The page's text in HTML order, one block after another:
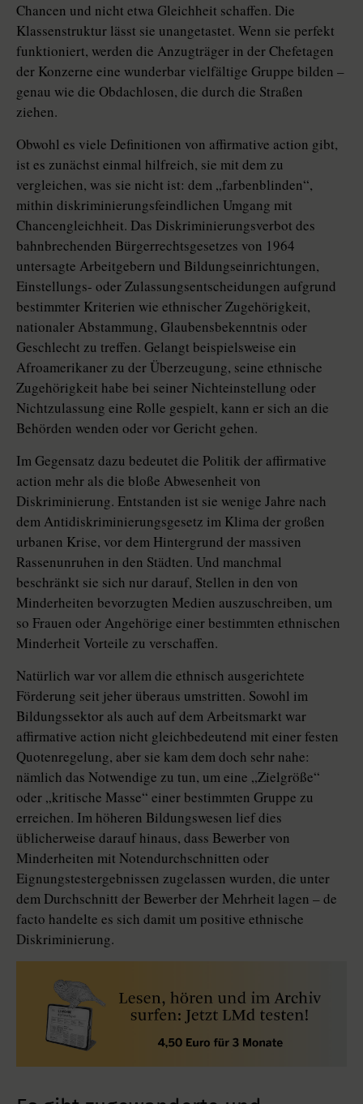
Chancen und nicht etwa Gleichheit schaffen. Die
Klassenstruktur lässt sie unangetastet. Wenn sie perfekt
funktioniert, werden die Anzugträger in der Chefetagen
der Konzerne eine wunderbar vielfältige Gruppe bilden –
genau wie die Obdachlosen, die durch die Straßen
ziehen.
Obwohl es viele Definitionen von affirmative action gibt,
ist es zunächst einmal hilfreich, sie mit dem zu
vergleichen, was sie nicht ist: dem „farbenblinden“,
mithin diskriminierungsfeindlichen Umgang mit
Chancengleichheit. Das Diskriminierungsverbot des
bahnbrechenden Bürgerrechtsgesetzes von 1964
untersagte Arbeitgebern und Bildungseinrichtungen,
Einstellungs- oder Zulassungsentscheidungen aufgrund
bestimmter Kriterien wie ethnischer Zugehörigkeit,
nationaler Abstammung, Glaubensbekenntnis oder
Geschlecht zu treffen. Gelangt beispielsweise ein
Afroamerikaner zu der Überzeugung, seine ethnische
Zugehörigkeit habe bei seiner Nichteinstellung oder
Nichtzulassung eine Rolle gespielt, kann er sich an die
Behörden wenden oder vor Gericht gehen.
Im Gegensatz dazu bedeutet die Politik der affirmative
action mehr als die bloße Abwesenheit von
Diskriminierung. Entstanden ist sie wenige Jahre nach
dem Antidiskriminierungsgesetz im Klima der großen
urbanen Krise, vor dem Hintergrund der massiven
Rassenunruhen in den Städten. Und manchmal
beschränkt sie sich nur darauf, Stellen in den von
Minderheiten bevorzugten Medien auszuschreiben, um
so Frauen oder Angehörige einer bestimmten ethnischen
Minderheit Vorteile zu verschaffen.
Natürlich war vor allem die ethnisch ausgerichtete
Förderung seit jeher überaus umstritten. Sowohl im
Bildungssektor als auch auf dem Arbeitsmarkt war
affirmative action nicht gleichbedeutend mit einer festen
Quotenregelung, aber sie kam dem doch sehr nahe:
nämlich das Notwendige zu tun, um eine „Zielgröße“
oder „kritische Masse“ einer bestimmten Gruppe zu
erreichen. Im höheren Bildungswesen lief dies
üblicherweise darauf hinaus, dass Bewerber von
Minderheiten mit Notendurchschnitten oder
Eignungstestergebnissen zugelassen wurden, die unter
dem Durchschnitt der Bewerber der Mehrheit lagen – de
facto handelte es sich damit um positive ethnische
Diskriminierung.